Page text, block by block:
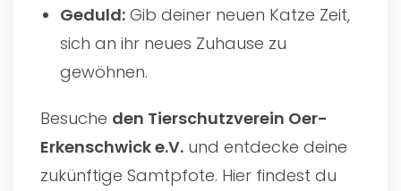
Geduld: Gib deiner neuen Katze Zeit,
sich an ihr neues Zuhause zu
gewöhnen.
Besuche den Tierschutzverein Oer-
Erkenschwick e.V. und entdecke deine
zukünftige Samtpfote. Hier findest du